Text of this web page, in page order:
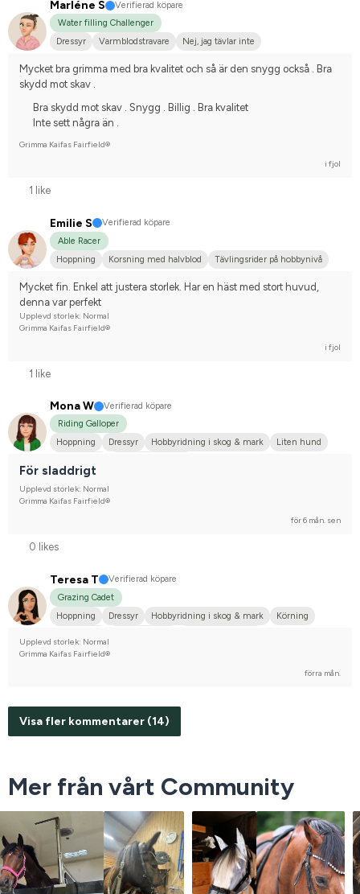
Marléne S
Verifierad köpare
Water filling Challenger
Dressyr
Varmblodstravare Nej, jag tävlar inte
Mycket bra grimma med bra kvalitet och så är den snygg också . Bra
skydd mot skav .
Bra skydd mot skav . Snygg . Billig . Bra kvalitet
Inte sett några än .
Grimma Kaifas Fairfield®
i fjol
1 like
Emilie S
Verifierad köpare
Able Racer
Hoppning
Korsning med halvblod Tävlingsrider på hobbynivå
Mycket fin. Enkel att justera storlek. Har en häst med stort huvud,
denna var perfekt
Upplevd storlek: Normal
Grimma Kaifas Fairfield®
i fjol
1 like
Mona W
Verifierad köpare
Riding Galloper
Hoppning
Dressyr Hobbyridning i skog & mark
Liten hund
För sladdrigt
Upplevd storlek: Normal
Grimma Kaifas Fairfield®
för 6 mån. sen
0 likes
Teresa T
Verifierad köpare
Grazing Cadet
Hoppning
Dressyr Hobbyridning i skog & mark
Körning
Upplevd storlek: Normal
Grimma Kaifas Fairfield®
förra mån.
Visa fler kommentarer (14)
Mer från vårt Community